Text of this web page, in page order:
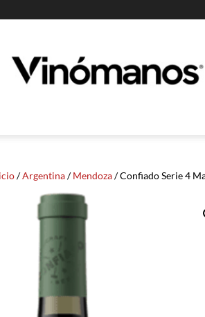
Vinomanos
/Argentina/Mendoza/ Confiado Serie 4